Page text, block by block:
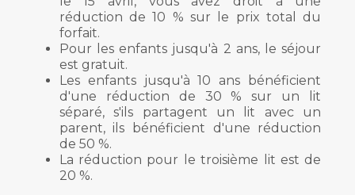
réduction de 10 % sur le prix total du
forfait.
Pour les enfants jusqu'à 2 ans, le séjour
est gratuit.
Les enfants jusqu'à 10 ans bénéficient
d'une réduction de 30 % sur un lit
séparé, s'ils partagent un lit avec un
parent, ils bénéficient d'une réduction
de 50 %.
La réduction pour le troisième lit est de
20 %.